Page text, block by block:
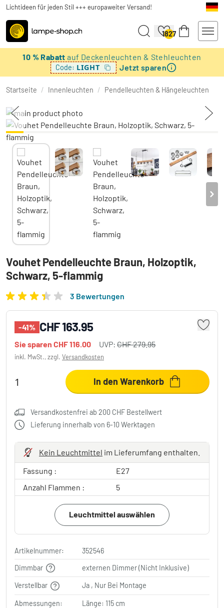
Lichtideen für jeden Stil +++ europaweiter Versand!
1827
10 % Rabattauf Deckenleuchten & Stehleuchten
Code: LIGHT Jetzt sparen
Startseite / Innenleuchten / Pendelleuchten & Hängeleuchten
Vouhet Pendelleuchte Braun, Holzoptik,
Schwarz, 5-flammig
3 Bewertungen
-41% CHF 163.95
Sie sparen CHF 116.00 UVP: CHF 279.95
inkl. MwSt., zzgl. Versandkosten
In den Warenkorb
Versandkostenfrei ab 200 CHF Bestellwert
Lieferung innerhalb von 6-10 Werktagen
Kein Leuchtmittel im Lieferumfang enthalten.
Fassung :
E27
Anzahl Flammen :
5
Leuchtmittel auswählen
Artikelnummer:
352546
Dimmbar
externen Dimmer (Nicht Inklusive)
Verstellbar Ja , Nur Bei Montage
Abmessungen:
Länge: 115 cm